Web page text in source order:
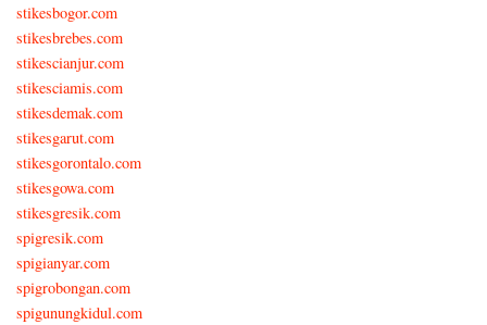
stikesbogor.com
stikesbrebes.com
stikescianjur.com
stikesciamis.com
stikesdemak.com
stikesgarut.com
stikesgorontalo.com
stikesgowa.com
stikesgresik.com
spigresik.com
spigianyar.com
spigrobongan.com
spigunungkidul.com